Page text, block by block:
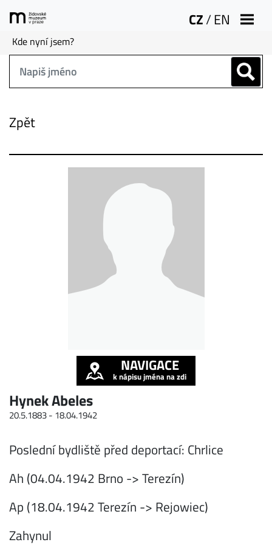
CZ/EN
Kde nyní jsem?
Zpět
NAVIGACE
k nápisu jména na zdi
Hynek Abeles
20.5.1883 - 18.04.1942
Poslední bydliště před deportací: Chrlice
Ah (04.04.1942 Brno -> Terezín)
Ap (18.04.1942 Terezín -> Rejowiec)
Zahynul